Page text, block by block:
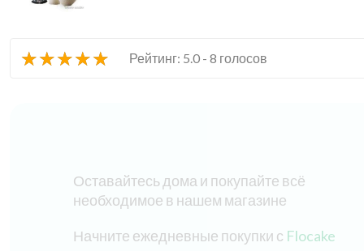
★★★★★ Рейтинг: 5.0 - 8 голосов
Оставайтесь дома и покупайте всё
необходимое в нашем магазине
Начните ежедневные покупки с Flocake